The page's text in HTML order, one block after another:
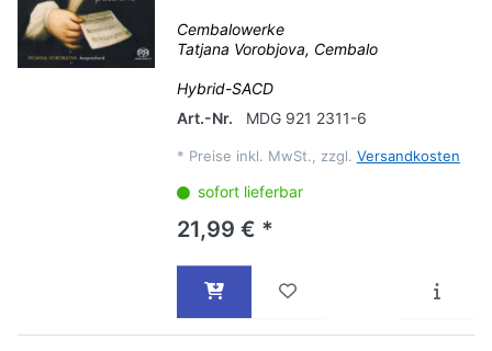
Cembalowerke
Tatjana Vorobjova, Cembalo
Hybrid-SACD
Art.-Nr.
MDG 921 2311-6
* Preise inkl. MwSt., zzgl. Versandkosten
sofort lieferbar
21,99 € *